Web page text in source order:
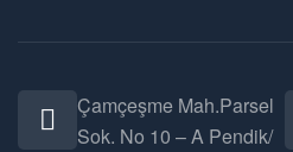
Çamçeşme Mah.Parsel
Sok. No 10 – A Pendik/